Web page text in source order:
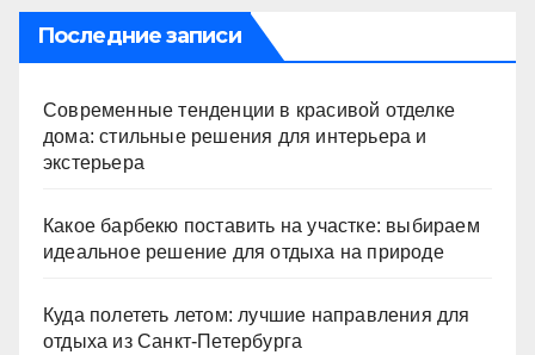
Последние записи
Современные тенденции в красивой отделке
дома: стильные решения для интерьера и
экстерьера
Какое барбекю поставить на участке: выбираем
идеальное решение для отдыха на природе
Куда полететь летом: лучшие направления для
отдыха из Санкт-Петербурга